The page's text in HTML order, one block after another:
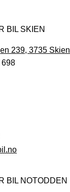
BIL SKIEN
239, 3735 Skien
698
BIL NOTODDEN